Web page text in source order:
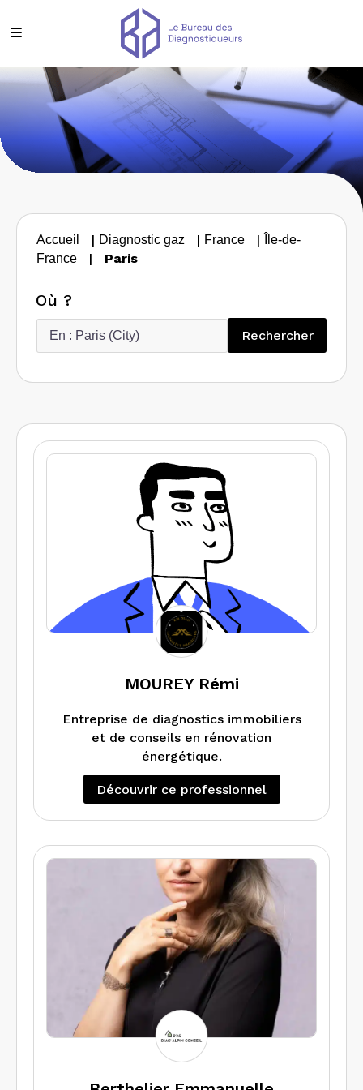
Accueil | Diagnostic gaz | France |
Île-de-
France
| Paris
Où ?
Rechercher
MOUREY Rémi
Entreprise de diagnostics immobiliers
et de conseils en rénovation
énergétique.
Découvrir ce professionnel